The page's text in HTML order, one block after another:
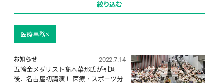
絞り込む
医療事務
お知らせ
2022.7.14
五輪金メダリスト髙木菜那氏が引退
後、名古屋初講演！ 医療・スポーツ分